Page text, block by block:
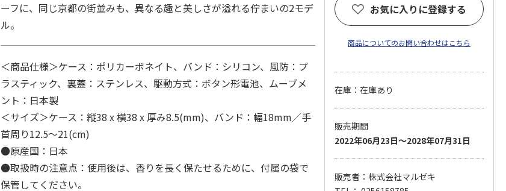
ーフに、同じ京都の街並みも、異なる趣と美しさが溢れる佇まいの2モデ
ル。
＜商品仕様＞ケース：ポリカーボネイト、バンド：シリコン、風防：プ
ラスティック、裏蓋：ステンレス、駆動方式：ボタン形電池、ムーブメ
ント：日本製
＜サイズ＞ケース：縦38 x 横38 x 厚み8.5(mm)、バンド：幅18mm／手
首周り12.5～21(cm)
●原産国：日本
●取扱時の注意点：使用後は、香りを長く保たせるために、付属の袋で
保管してください。
お気に入りに登録する
商品についてのお問い合わせはこちら
在庫：在庫あり
販売期間
2022年06月23日～2028年07月31日
販売者：株式会社マルゼキ